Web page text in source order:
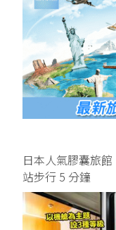
日本人氣膠囊旅
站步行 5 分鐘